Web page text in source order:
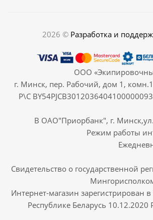
2026 © Разработка и
ООО
г. Минск, пер. Рабочий, дом 1,
Р\С
В ОАО"Приорбанк", г.
Режим работы
Свидетельство о государственной
Интернет-магазин зарегистрирован
Республике Беларусь